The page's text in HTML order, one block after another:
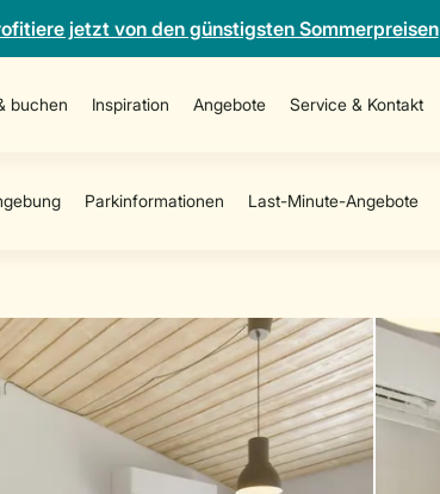
jetzt von den günstigsten Sommerpreisen
buchen Inspiration Angebote Service & Kontakt